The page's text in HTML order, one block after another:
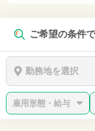
ご希望の条件
勤務地を選択
雇用形態・給与